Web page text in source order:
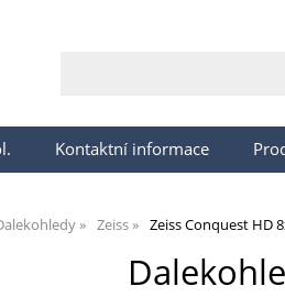
Kontaktní informace
Zeiss Zeiss Conquest HD